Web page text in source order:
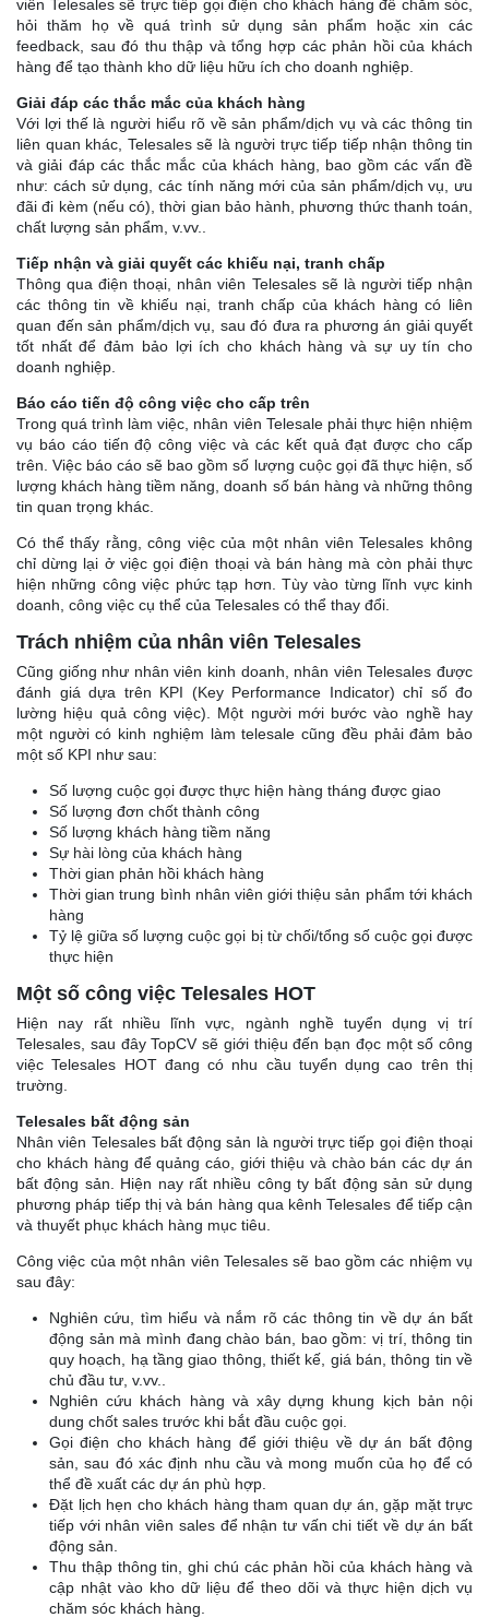
viên Telesales sẽ trực tiếp gọi điện cho khách hàng để chăm sóc,
hỏi thăm họ về quá trình sử dụng sản phẩm hoặc xin các
feedback, sau đó thu thập và tổng hợp các phản hồi của khách
hàng để tạo thành kho dữ liệu hữu ích cho doanh nghiệp.
Giải đáp các thắc mắc của khách hàng
Với lợi thế là người hiểu rõ về sản phẩm/dịch vụ và các thông tin
liên quan khác, Telesales sẽ là người trực tiếp tiếp nhận thông tin
và giải đáp các thắc mắc của khách hàng, bao gồm các vấn đề
như: cách sử dụng, các tính năng mới của sản phẩm/dịch vụ, ưu
đãi đi kèm (nếu có), thời gian bảo hành, phương thức thanh toán,
chất lượng sản phẩm, v.vv..
Tiếp nhận và giải quyết các khiếu nại, tranh chấp
Thông qua điện thoại, nhân viên Telesales sẽ là người tiếp nhận
các thông tin về khiếu nại, tranh chấp của khách hàng có liên
quan đến sản phẩm/dịch vụ, sau đó đưa ra phương án giải quyết
tốt nhất để đảm bảo lợi ích cho khách hàng và sự uy tín cho
doanh nghiệp.
Báo cáo tiến độ công việc cho cấp trên
Trong quá trình làm việc, nhân viên Telesale phải thực hiện nhiệm
vụ báo cáo tiến độ công việc và các kết quả đạt được cho cấp
trên. Việc báo cáo sẽ bao gồm số lượng cuộc gọi đã thực hiện, số
lượng khách hàng tiềm năng, doanh số bán hàng và những thông
tin quan trọng khác.
Có thể thấy rằng, công việc của một nhân viên Telesales không
chỉ dừng lại ở việc gọi điện thoại và bán hàng mà còn phải thực
hiện những công việc phức tạp hơn. Tùy vào từng lĩnh vực kinh
doanh, công việc cụ thể của Telesales có thể thay đổi.
Trách nhiệm của nhân viên Telesales
Cũng giống như nhân viên kinh doanh, nhân viên Telesales được
đánh giá dựa trên KPI (Key Performance Indicator) chỉ số đo
lường hiệu quả công việc). Một người mới bước vào nghề hay
một người có kinh nghiệm làm telesale cũng đều phải đảm bảo
một số KPI như sau:
Số lượng cuộc gọi được thực hiện hàng tháng được giao
Số lượng đơn chốt thành công
Số lượng khách hàng tiềm năng
Sự hài lòng của khách hàng
Thời gian phản hồi khách hàng
Thời gian trung bình nhân viên giới thiệu sản phẩm tới khách
hàng
Tỷ lệ giữa số lượng cuộc gọi bị từ chối/tổng số cuộc gọi được
thực hiện
Một số công việc Telesales HOT
Hiện nay rất nhiều lĩnh vực, ngành nghề tuyển dụng vị trí
Telesales, sau đây TopCV sẽ giới thiệu đến bạn đọc một số công
việc Telesales HOT đang có nhu cầu tuyển dụng cao trên thị
trường.
Telesales bất động sản
Nhân viên Telesales bất động sản là người trực tiếp gọi điện thoại
cho khách hàng để quảng cáo, giới thiệu và chào bán các dự án
bất động sản. Hiện nay rất nhiều công ty bất động sản sử dụng
phương pháp tiếp thị và bán hàng qua kênh Telesales để tiếp cận
và thuyết phục khách hàng mục tiêu.
Công việc của một nhân viên Telesales sẽ bao gồm các nhiệm vụ
sau đây:
Nghiên cứu, tìm hiểu và nắm rõ các thông tin về dự án bất
động sản mà mình đang chào bán, bao gồm: vị trí, thông tin
quy hoạch, hạ tầng giao thông, thiết kế, giá bán, thông tin về
chủ đầu tư, v.vv..
Nghiên cứu khách hàng và xây dựng khung kịch bản nội
dung chốt sales trước khi bắt đầu cuộc gọi.
Gọi điện cho khách hàng để giới thiệu về dự án bất động
sản, sau đó xác định nhu cầu và mong muốn của họ để có
thể đề xuất các dự án phù hợp.
Đặt lịch hẹn cho khách hàng tham quan dự án, gặp mặt trực
tiếp với nhân viên sales để nhận tư vấn chi tiết về dự án bất
động sản.
Thu thập thông tin, ghi chú các phản hồi của khách hàng và
cập nhật vào kho dữ liệu để theo dõi và thực hiện dịch vụ
chăm sóc khách hàng.